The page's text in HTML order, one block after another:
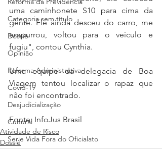
Categoria sem título
Dossiê
Opinião
Reforma Administrativa
Covid-19
Desjudicialização
Cultural
Serie Vida Fora do Oficialato
uma caminhonete S10 para cima da
gente. Ele ainda desceu do carro, me
empurrou, voltou para o veículo e
fugiu", contou Cynthia.
Uma equipe da delegacia de Boa
Viagem tentou localizar o rapaz que
não foi encontrado.
Fonte: InfoJus Brasil
Atividade de Risco
Dossiê